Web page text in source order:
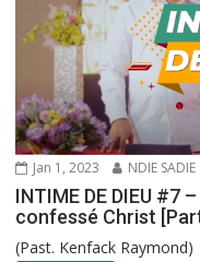
Jan 1, 2023 NDIE
INTIME DE DIEU #7
confessé Christ
(Past. Kenfack Raymond)